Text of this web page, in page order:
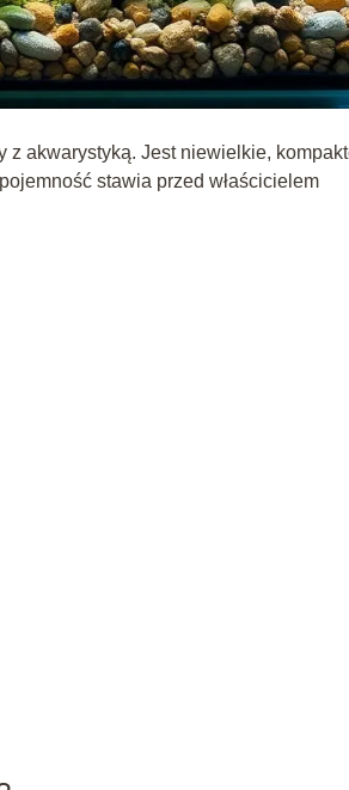
akwarystyką. Jest niewielkie,
stawia przed właścicielem